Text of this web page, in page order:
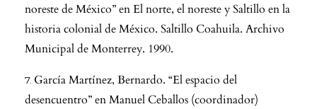
noreste de México” en El norte, el noreste y Saltillo en la
historia colonial de México. Saltillo Coahuila. Archivo
Municipal de Monterrey. 1990.
García Martínez, Bernardo. “El espacio del
desencuentro” en Manuel Ceballos (coordinador)